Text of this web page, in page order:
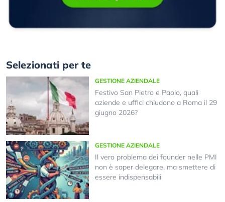
Selezionati per te
GESTIONE AZIENDALE
Festivo San Pietro e Paolo, quali
aziende e uffici chiudono a Roma il 29
giugno 2026?
GESTIONE AZIENDALE
Il vero problema dei founder nelle PMI
non è saper delegare, ma smettere di
essere indispensabili